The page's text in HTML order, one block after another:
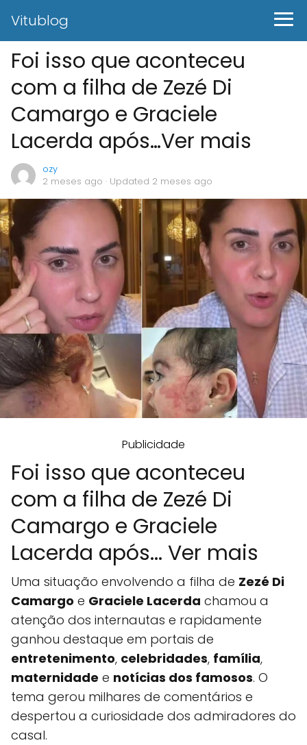
Vitublog
Foi isso que aconteceu
com a filha de Zezé Di
Camargo e Graciele
Lacerda após…Ver mais
ozy
2 meses ago · Updated 2 meses ago
Publicidade
Foi isso que aconteceu
com a filha de Zezé Di
Camargo e Graciele
Lacerda após... Ver mais
Uma situação envolvendo a filha de Zezé Di
Camargo e Graciele Lacerda chamou a
atenção dos internautas e rapidamente
ganhou destaque em portais de
entretenimento, celebridades, família,
maternidade e notícias dos famosos. O
tema gerou milhares de comentários e
despertou a curiosidade dos admiradores do
casal.